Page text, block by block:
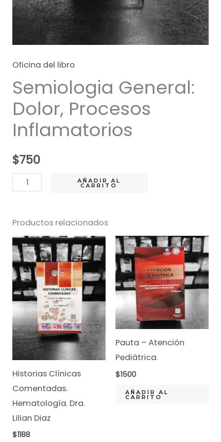
Oficina del libro
Semiologia General:
Dolor, Procesos
Inflamatorios
$750
Semiologia
General:
Procesos
Inflamatorios
cantidad
AÑADIR AL
CARRITO
Productos relacionados
Historias Clínicas
Comentadas.
Hematología. Dra.
Lilian Diaz
$1188
Pauta – Atención
Pediátrica.
$1500
AÑADIR AL
CARRITO